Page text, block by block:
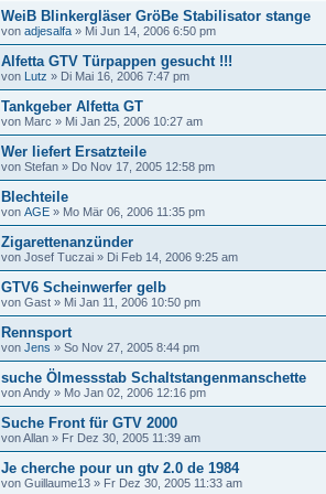
WeiB Blinkergläser GröBe Stabilisator stange
von adjesalfa » Mi Jun 14, 2006 6:50 pm
Alfetta GTV Türpappen gesucht !!!
von Lutz » Di Mai 16, 2006 7:47 pm
Tankgeber Alfetta GT
von Marc » Mi Jan 25, 2006 10:27 am
Wer liefert Ersatzteile
von Stefan » Do Nov 17, 2005 12:58 pm
Blechteile
von AGE » Mo Mär 06, 2006 11:35 pm
Zigarettenanzünder
von Josef Tuczai » Di Feb 14, 2006 9:25 am
GTV6 Scheinwerfer gelb
von Gast » Mi Jan 11, 2006 10:50 pm
Rennsport
von Jens » So Nov 27, 2005 8:44 pm
suche Ölmessstab Schaltstangenmanschette
vonAndy » Mo Jan 02, 2006 12:16 pm
Suche Front für GTV 2000
vonAllan » Fr Dez 30, 2005 11:39 am
Je cherche pour un gtv 2.0 de 1984
von Guillaume13 » Fr Dez 30, 2005 11:33 am